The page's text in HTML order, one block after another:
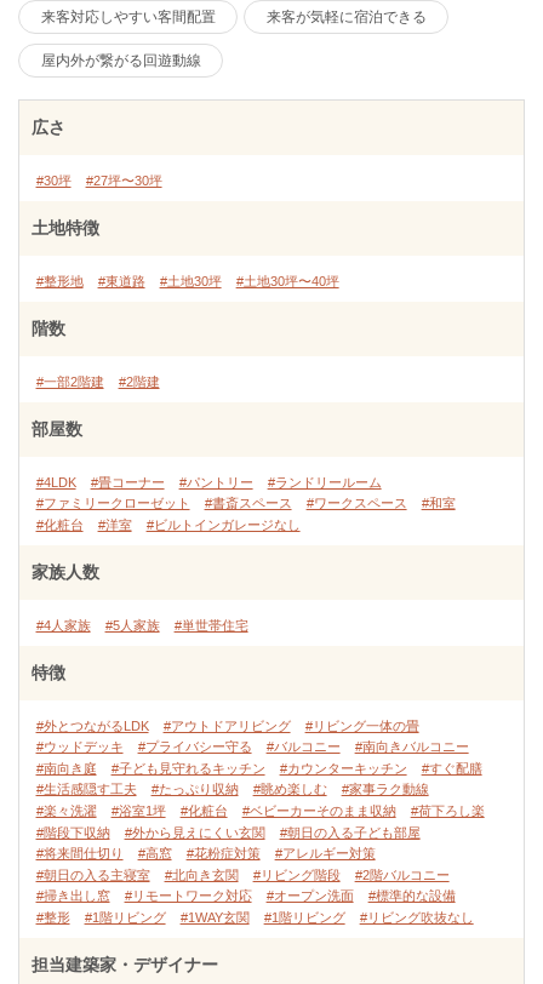
来客対応しやすい客間配置 来客が気軽に宿泊できる
屋内外が繋がる回遊動線
広さ
#30坪 #27坪〜30坪
土地特徴
#整形地 #東道路 #土地30坪 #土地30坪〜40坪
階数
#一部2階建 #2階建
部屋数
#4LDK #畳コーナー #パントリー
#ランドリールーム
#ファミリークローゼット
#書斎スペース #ワークスペース
#和室
#化粧台
#洋室 #ビルトインガレージなし
家族人数
#4人家族 #5人家族 #単世帯住宅
特徴
#外とつながるLDK #アウトドアリビング
#リビング一体の畳
#ウッドデッキ
#プライバシー守る #バルコニー
#南向きバルコニー
#南向き庭
#子ども見守れるキッチン #カウンターキッチン
#すぐ配膳
#生活感隠す工夫
#たっぷり収納 #眺め楽しむ
#家事ラク動線
#楽々洗濯
#浴室1坪 #化粧台 #ベビーカーそのまま収納
#荷下ろし楽
#階段下収納
#外から見えにくい玄関
#朝日の入る子ども部屋
#将来間仕切り
#高窓 #花粉症対策
#アレルギー対策
#朝日の入る主寝室
#北向き玄関 #リビング階段
#2階バルコニー
#掃き出し窓
#リモートワーク対応 #オープン洗面
#標準的な設備
#整形
#1階リビング #1WAY玄関 #1階リビング #リビング吹抜なし
担当建築家・デザイナー